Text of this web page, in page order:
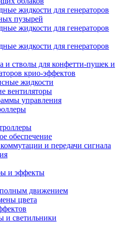
жидкости для генераторов
пузырей
жидкости для генераторов
жидкости для генераторов
и стволы для конфетти-пушек и
крио-эффектов
жидкости
вентиляторы
управления
обеспечение
и передачи сигнала
и эффекты
движением
цвета
и светильники